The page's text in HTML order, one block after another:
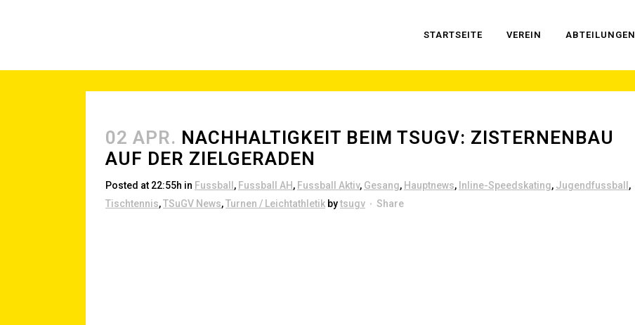
START­SEI­TE VER­EIN ABTEI­LUN­GEN
02 APR. NACH­HAL­TIG­KEIT BEIM TSU­GV: ZIS­TER­NEN­BAU
AUF DER ZIELGERADEN
Posted at 22:55h in Fussball , Fussball AH, Fussball Aktiv, Gesang, Hauptnews, Inline-Speedskating, Jugendfussball ,
Tischtennis,TSuGV News,Turnen / Leichtathletik bytsugv Share